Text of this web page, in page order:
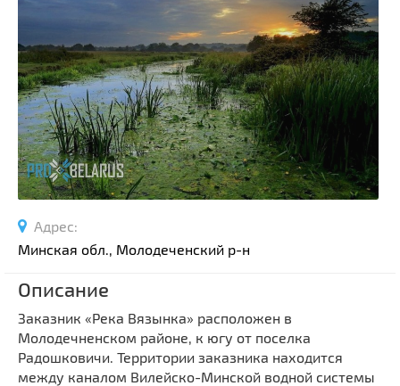
Гражданская архитектура
Спортивные сооружения
Производства
Ратуши
Родовые усадьбы
Садово-парковая архитектура
Озера и водоемы
Памятники археологии
Памятники геодезии
Памятники природы
Памятники известным людям
Выберите область
Выберите район
Адрес:
Минская обл., Молодеченский р-н
Описание
Заказник «Река Вязынка» расположен в
Молодечненском районе, к югу от поселка
Радошковичи. Территории заказника находится
между каналом Вилейско-Минской водной системы